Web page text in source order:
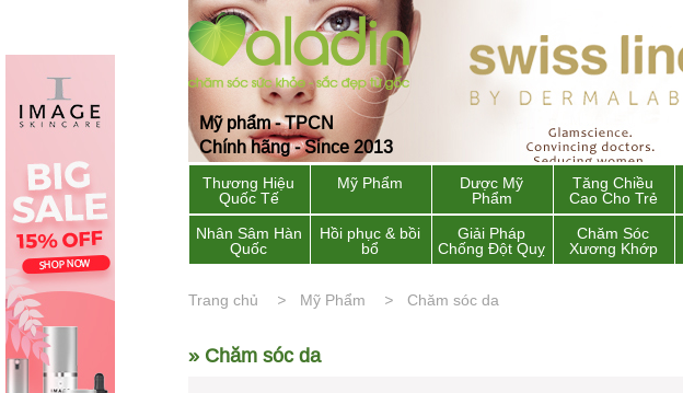
Mỹ phẩm - TPCN
Chính hãng - Since 2013
Thương Hiệu
Quốc Tế
Mỹ Phẩm
Dược Mỹ
Phẩm
Tăng Chiều
Cao Cho Trẻ
Nhân Sâm Hàn
Quốc
Hồi phục & bồi
bổ
Giải Pháp
Chống Đột Quỵ
Chăm Sóc
Xương Khớp
Trang chủ Mỹ Phẩm Chăm sóc da
» Chăm sóc da